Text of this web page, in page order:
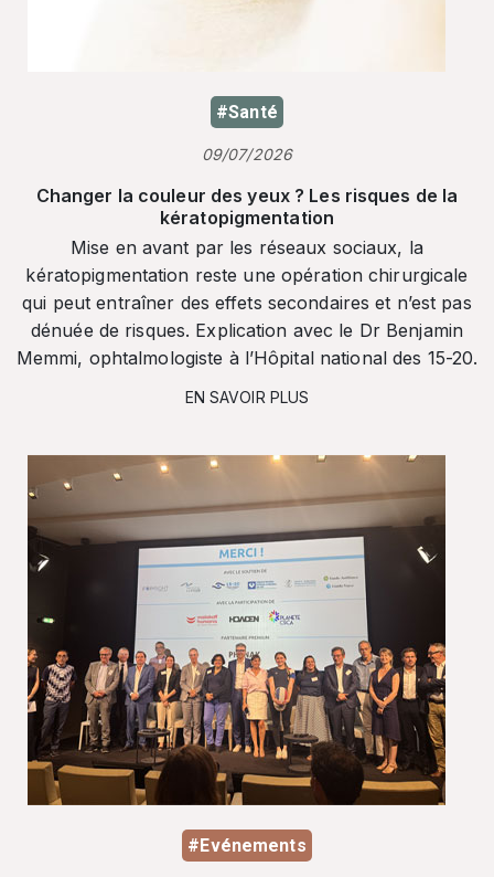
#Santé
09/07/2026
Changer la couleur des yeux ? Les risques de la
kératopigmentation
Mise en avant par les réseaux sociaux, la
kératopigmentation reste une opération chirurgicale
qui peut entraîner des effets secondaires et n’est pas
dénuée de risques. Explication avec le Dr Benjamin
Memmi, ophtalmologiste à l’Hôpital national des 15-20.
EN SAVOIR PLUS
#Evénements